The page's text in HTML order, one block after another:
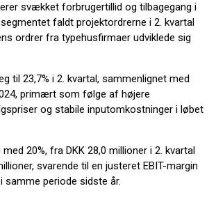
svækket forbrugertillid og tilbagegang i
faldt projektordrerne i 2. kvartal
ordrer fra typehusfirmaer udviklede sig
til 23,7% i 2. kvartal, sammenlignet med
primært som følge af højere
og stabile inputomkostninger i løbet
20%, fra DKK 28,0 millioner i 2. kvartal
svarende til en justeret EBIT-margin
samme periode sidste år.